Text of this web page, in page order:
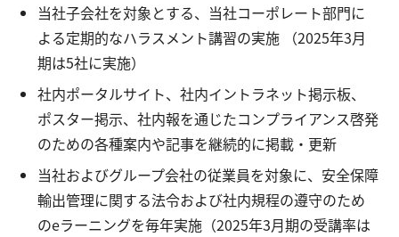
当社子会社を対象とする、当社コーポレート部門に
よる定期的なハラスメント講習の実施 （2025年3月
期は5社に実施）
社内ポータルサイト、社内イントラネット掲示板、
ポスター掲示、社内報を通じたコンプライアンス啓発
のための各種案内や記事を継続的に掲載・更新
当社およびグループ会社の従業員を対象に、安全保障
輸出管理に関する法令および社内規程の遵守のため
のeラーニングを毎年実施（2025年3月期の受講率は